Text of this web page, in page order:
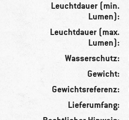
Leuchtdauer (min.
Lumen):
Leuchtdauer (max.
Lumen):
Wasserschutz:
Gewicht:
Gewichtsreferenz:
Lieferumfang: